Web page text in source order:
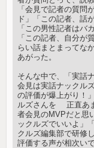
「会見で記者の質問
ド」「この記者、話
「この男性記者はバ
「この記者、自分が
らい話まとまってな
あがった。
そんな中で、「実話
会見は実話ナックル
の評価が爆上がり！
ルズさんを 正直あ
者会見のMVPだと思
ックルズでいいよ」
クルズ編集部で研修
評価する声が相次い